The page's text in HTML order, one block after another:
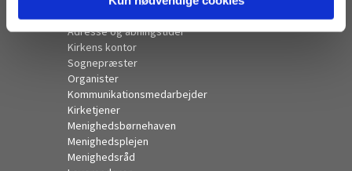
Adresse og åbningstider
Kirkens kontor
Sognepræster
Organister
Kommunikationsmedarbejder
Kirketjener
Menighedsbørnehaven
Menighedsplejen
Menighedsråd